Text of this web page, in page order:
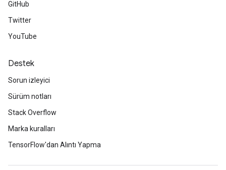
GitHub
Twitter
YouTube
Destek
Sorun izleyici
Sürüm notları
Stack Overflow
Marka kuralları
TensorFlow'dan Alıntı Yapma